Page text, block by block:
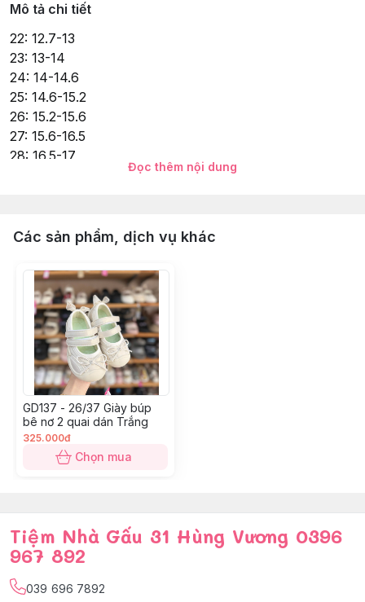
Mô tả chi tiết
22: 12.7-13
23: 13-14
24: 14-14.6
25: 14.6-15.2
26: 15.2-15.6
27: 15.6-16.5
28: 16.5-17
32: 19-19.4
Đọc thêm nội dung
Các sản phẩm, dịch vụ khác
GD137 - 26/37 Giày búp
bê nơ 2 quai dán Trắng
325.000đ
Chọn mua
Tiệm Nhà Gấu 31 Hùng Vương 0396
967 892
039 696 7892